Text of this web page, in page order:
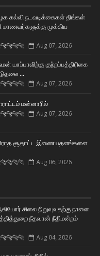
கல்வி நடவடிக்கைகள் திங்கள்
மாணவர்களுக்கு முக்கிய
Aug 07, 2026
குற்றப்பத்திரிகை
...
Aug 07, 2026
மன்னாரில்
Aug 07, 2026
சூதாட்ட இணையதளங்களை
Aug 06, 2026
சிலை நிறுவுவதற்கு நாளை
நீதவான் நீதிமன்றம்
Aug 04, 2026